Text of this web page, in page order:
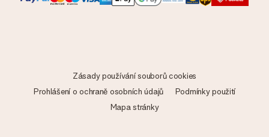
Zásady používání souborů cookies
Prohlášení o ochraně osobních údajů
Podmínky použití
Mapa stránky